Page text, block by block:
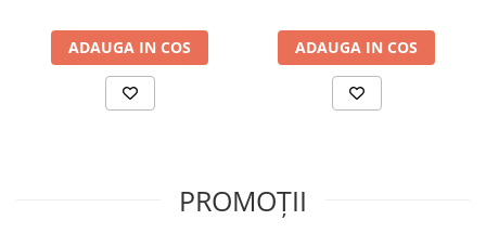
ADAUGA IN COS ADAUGA IN COS
PROMOȚII